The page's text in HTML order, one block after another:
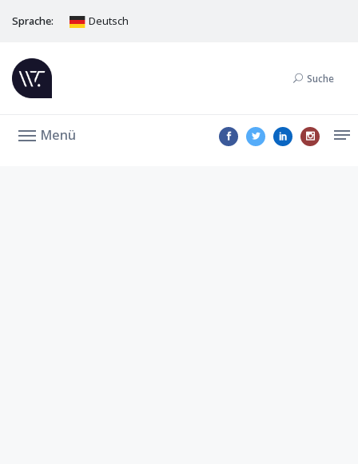
Sprache: Deutsch
Suche
Menü